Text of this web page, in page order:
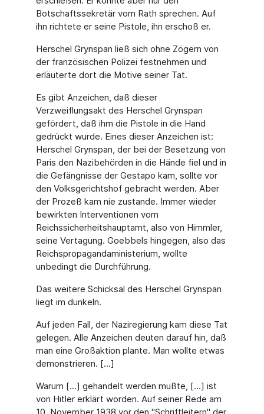
Botschaftssekretär vom Rath sprechen. Auf
ihn richtete er seine Pistole, ihn erschoß er.
Herschel Grynspan ließ sich ohne Zögern von
der französischen Polizei festnehmen und
erläuterte dort die Motive seiner Tat.
Es gibt Anzeichen, daß dieser
Verzweiflungsakt des Herschel Grynspan
gefördert, daß ihm die Pistole in die Hand
gedrückt wurde. Eines dieser Anzeichen ist:
Herschel Grynspan, der bei der Besetzung von
Paris den Nazibehörden in die Hände fiel und in
die Gefängnisse der Gestapo kam, sollte vor
den Volksgerichtshof gebracht werden. Aber
der Prozeß kam nie zustande. Immer wieder
bewirkten Interventionen vom
Reichssicherheitshauptamt, also von Himmler,
seine Vertagung. Goebbels hingegen, also das
Reichspropagandaministerium, wollte
unbedingt die Durchführung.
Das weitere Schicksal des Herschel Grynspan
liegt im dunkeln.
Auf jeden Fall, der Naziregierung kam diese Tat
gelegen. Alle Anzeichen deuten darauf hin, daß
man eine Großaktion plante. Man wollte etwas
demonstrieren. [...]
Warum [...] gehandelt werden mußte, [...] ist
von Hitler erklärt worden. Auf seiner Rede am